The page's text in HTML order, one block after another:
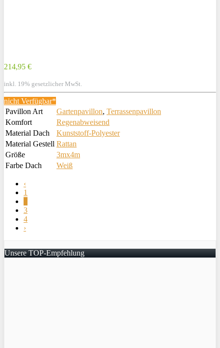
214,95 €
inkl. 19% gesetzlicher MwSt.
nicht Verfügbar*
Pavillon Art
Gartenpavillon, Terrassenpavillon
Komfort
Regenabweisend
Material Dach
Kunststoff-Polyester
Material Gestell Rattan
Größe
3mx4m
Farbe Dach
Weiß
‹
1
3
4
›
Unsere TOP-Empfehlung